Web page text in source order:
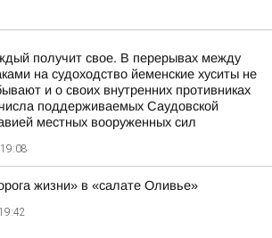
получит свое. В перерывах между
на судоходство йеменские хуситы не
и о своих внутренних противниках
поддерживаемых Саудовской
местных вооруженных сил
19:08
жизни» в «салате Оливье»
19:42